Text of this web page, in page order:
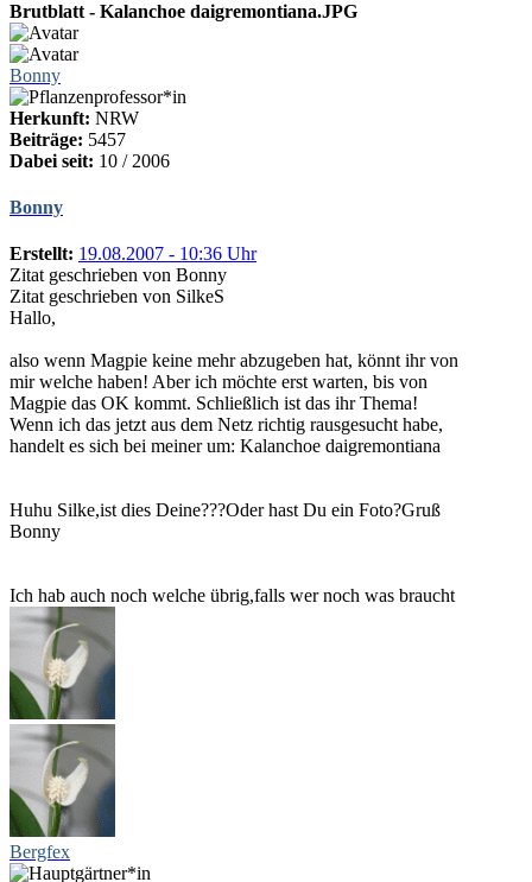
Brutblatt - Kalanchoe daigremontiana.JPG
Bonny
Herkunft: NRW
Beiträge: 5457
Dabei seit: 10 / 2006
Bonny
Erstellt: 19.08.2007 - 10:36 Uhr
Zitat geschrieben von Bonny
Zitat geschrieben von SilkeS
Hallo,
also wenn Magpie keine mehr abzugeben hat, könnt ihr von
mir welche haben! Aber ich möchte erst warten, bis von
Magpie das OK kommt. Schließlich ist das ihr Thema!
Wenn ich das jetzt aus dem Netz richtig rausgesucht habe,
handelt es sich bei meiner um: Kalanchoe daigremontiana
Huhu Silke,ist dies Deine???Oder hast Du ein Foto?Gruß
Bonny
Ich hab auch noch welche übrig,falls wer noch was braucht
Bergfex